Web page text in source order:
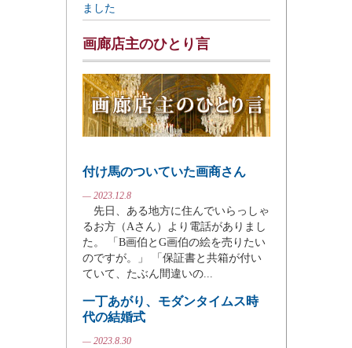
ました
画廊店主のひとり言
付け馬のついていた画商さん
— 2023.12.8
先日、ある地方に住んでいらっしゃ
るお方（Aさん）より電話がありまし
た。 「B画伯とG画伯の絵を売りたい
のですが。」 「保証書と共箱が付い
ていて、たぶん間違いの...
一丁あがり、モダンタイムス時
代の結婚式
— 2023.8.30